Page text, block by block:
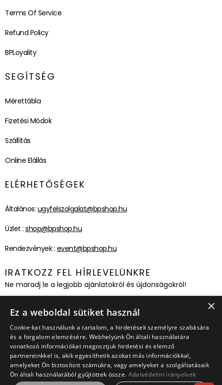
Terms Of Service
Refund Policy
BPLoyality
SEGÍTSÉG
Mérettábla
Fizetési Módok
Szállítás
Online Elállás
ELÉRHETŐSÉGEK
Általános: ugyfelszolgalat@bpshop.hu
Üzlet : shop@bpshop.hu
Rendezvények : event@bpshop.hu
IRATKOZZ FEL HÍRLEVELÜNKRE
Ne maradj le a legjobb ajánlatokról és újdonságokról!
Feliratkozom! ×
Ez a weboldal sütiket használ
Cookie-kat használunk a tartalom, a hirdetések személyre szabására
és a forgalom elemzésére. Webhelyünk Ön általi használatára
vonatkozó információkat megosztjuk hirdetési és elemző
partnereinkkel is, akik egyesíthetik azokat más információkkal,
amelyeket Ön biztosított számukra, vagy amelyeket a szolgáltatásaik
Ön általi használatából gyűjtöttek össze. Adatvédelmi irányelvek